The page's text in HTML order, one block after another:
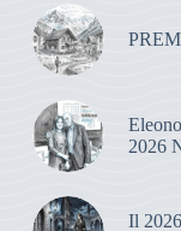
2026
Il